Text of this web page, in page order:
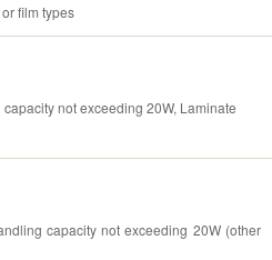
film types
not exceeding 20W, Laminate
capacity not exceeding 20W (other